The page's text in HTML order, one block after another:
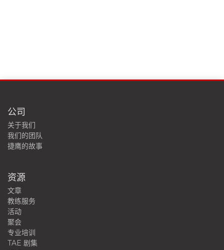
公司
关于我们
我们的团队
捷鹰的故事
资源
文章
教练服务
活动
聚会
专业培训
TAE 剧集